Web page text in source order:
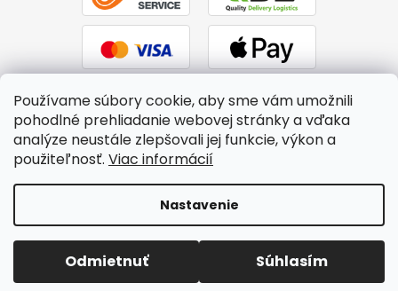
Používame súbory cookie, aby sme vám umožnili
pohodlné prehliadanie webovej stránky a vďaka
analýze neustále zlepšovali jej funkcie, výkon a
použiteľnosť. Viac informácií
Nastavenie
Odmietnuť Súhlasím
Copyright 2026BTPS.sk. Všetky práva vyhradené.Upraviť
nastavenie cookies